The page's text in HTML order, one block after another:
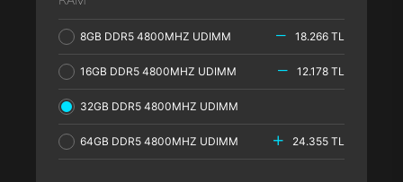
8GB DDR5 4800MHZ UDIMM 18.266 TL
16GB DDR5 4800MHZ UDIMM 12.178 TL
32GB DDR5 4800MHZ UDIMM
64GB DDR5 4800MHZ UDIMM 24.355 TL